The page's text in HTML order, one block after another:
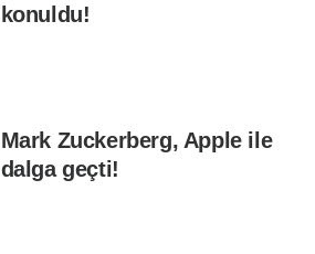
konuldu!
Mark Zuckerberg, Apple ile
dalga geçti!